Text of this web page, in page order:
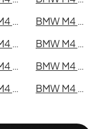
BMW M4 Competition xDrive Coupé i Uddevalla
BMW M4 Competition xDrive Coupé i Västervik
BMW M4 Competition xDrive Coupé i Borlänge
BMW M4 Competition xDrive Coupé i Kiruna
BMW M4 Competition xDrive Coupé i Sigtuna
BMW M4 Competition xDrive Coupé i Skellefteå
BMW M4 Competition xDrive Coupé i Alingsås BMW M4 Competition xDrive Coupé i Båstad